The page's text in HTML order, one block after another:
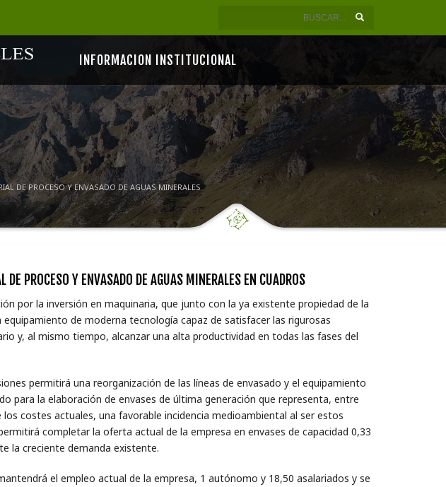
INFORMACION INSTITUCIONAL
DE PROCESO Y ENVASADO DE AGUAS MINERALES
PROCESO Y ENVASADO DE AGUAS MINERALES EN CUADROS
por la inversión en maquinaria, que junto con la ya existente propiedad de la
de moderna tecnología capaz de satisfacer las rigurosas
y, al mismo tiempo, alcanzar una alta productividad en todas las fases del
permitirá una reorganización de las líneas de envasado y el equipamiento
para la elaboración de envases de última generación que representa, entre
costes actuales, una favorable incidencia medioambiental al ser estos
completar la oferta actual de la empresa en envases de capacidad 0,33
la creciente demanda existente.
el empleo actual de la empresa, 1 autónomo y 18,50 asalariados y se